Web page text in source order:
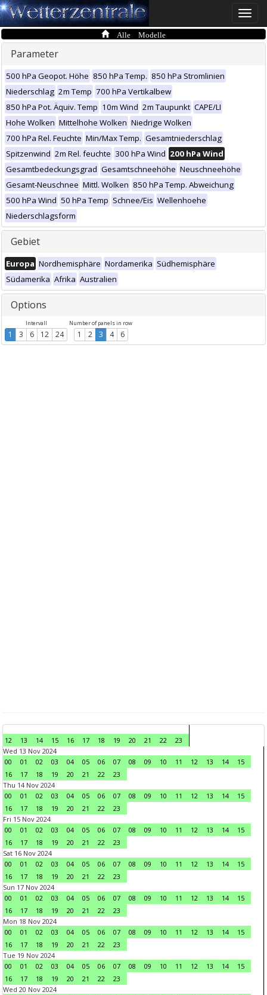
Toggle
Alle Modelle
Parameter
500 hPa Geopot. Höhe 850 hPa Temp. 850 hPa Stromlinien
Niederschlag 2m Temp 700 hPa Vertikalbew
850 hPa Pot. Äquiv. Temp 10m Wind 2m Taupunkt CAPE/LI
Hohe Wolken Mittelhohe Wolken Niedrige Wolken
700 hPa Rel. Feuchte Min/Max Temp. Gesamtniederschlag
Spitzenwind 2m Rel. feuchte 300 hPa Wind 200 hPa Wind
Gesamtbedeckungsgrad Gesamtschneehöhe Neuschneehöhe
Gesamt-Neuschnee Mittl. Wolken 850 hPa Temp. Abweichung
500 hPa Wind 50 hPa Temp Schnee/Eis Wellenhoehe
Niederschlagsform
Gebiet
Europa Nordhemisphäre Nordamerika Südhemisphäre
Südamerika Afrika Australien
Options
Intervall
1 3 6 12 24
Number of panels in row
1 2 3 4 6
12 13 14 15 16 17 18 19 20 21 22
23
Wed 13 Nov 2024
00
01 02 03 04 05 06 07 08 09 10 11 12 13 14
15
16
17 18 19 20 21 22
23
Thu 14 Nov 2024
00
01 02 03 04 05 06 07 08 09 10 11 12 13 14
15
16
17 18 19 20 21 22
23
Fri 15 Nov 2024
00
01 02 03 04 05 06 07 08 09 10 11 12 13 14
15
16
17 18 19 20 21 22
23
Sat 16 Nov 2024
00
01 02 03 04 05 06 07 08 09 10 11 12 13 14
15
16
17 18 19 20 21 22
23
Sun 17 Nov 2024
00
01 02 03 04 05 06 07 08 09 10 11 12 13 14
15
16
17 18 19 20 21 22
23
Mon 18 Nov 2024
00
01 02 03 04 05 06 07 08 09 10 11 12 13 14
15
16
17 18 19 20 21 22
23
Tue 19 Nov 2024
00
01 02 03 04 05 06 07 08 09 10 11 12 13 14
15
16
17 18 19 20 21 22
23
Wed 20 Nov 2024